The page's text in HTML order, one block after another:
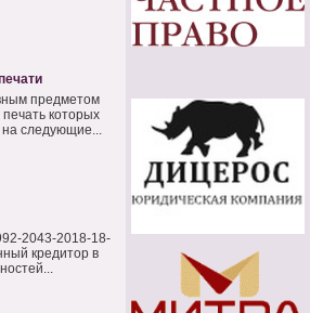
предметом
которых
на следующие...
2043-2018-18-
кредитор в